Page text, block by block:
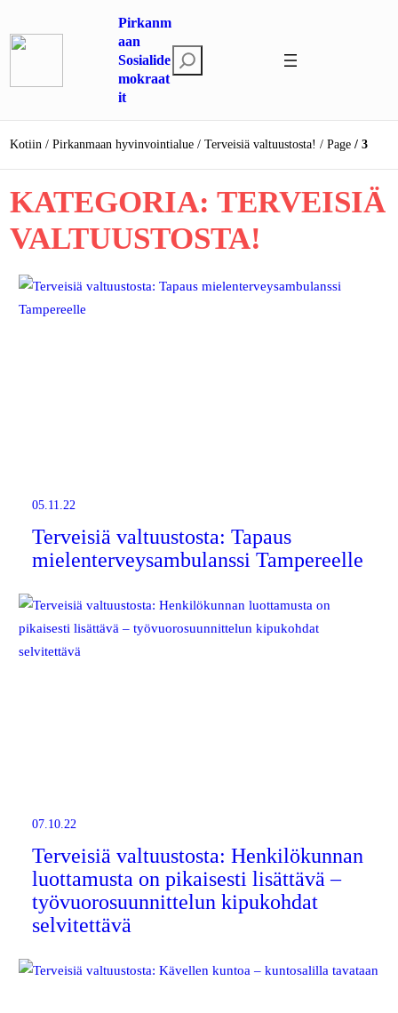
sisältöön
Pirkanm
aan
Sosialide
mokraat
it
t
i
Kotiin Pirkanmaan hyvinvointialue Terveisiä valtuustosta! Page 3
KATEGORIA: TERVEISIÄ
VALTUUSTOSTA!
05.11.22
Terveisiä valtuustosta: Tapaus
mielenterveysambulanssi Tampereelle
07.10.22
Terveisiä valtuustosta: Henkilökunnan
luottamusta on pikaisesti lisättävä –
työvuorosuunnittelun kipukohdat
selvitettävä